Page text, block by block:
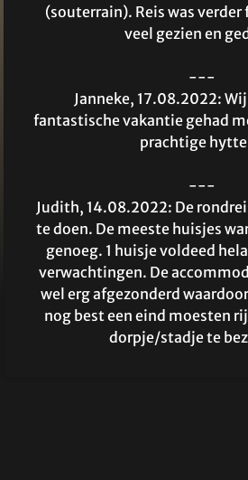
(souterrain). Reis was
veel gezien en
---
Janneke, 17.08.2022:
fantastische vakantie gehad
prachtige
---
Judith, 14.08.2022: De
te doen. De meeste huisjes
genoeg. 1 huisje voldeed
verwachtingen. De
wel erg afgezonderd
nog best een eind moesten
dorpje/stadje te